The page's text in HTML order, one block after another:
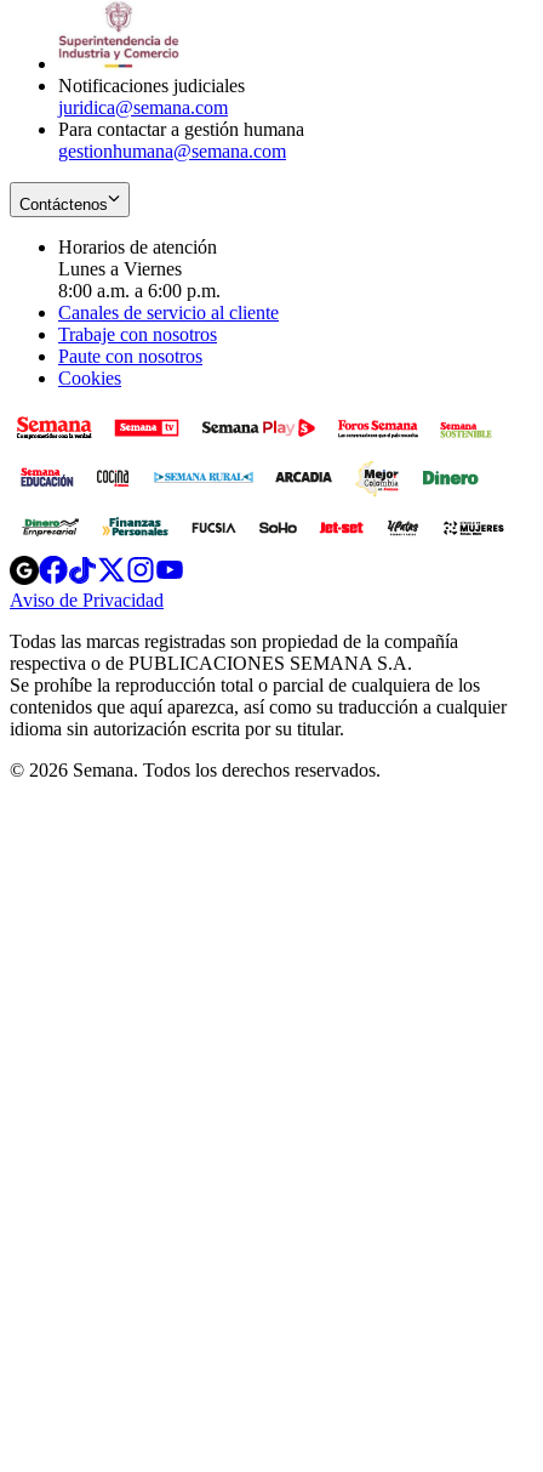
Notificaciones judiciales
juridica@semana.com
Para contactar a gestión humana
gestionhumana@semana.com
Contáctenos
Horarios de atención
Lunes a Viernes
8:00 a.m. a 6:00 p.m.
Canales de servicio al cliente
Trabaje con nosotros
Paute con nosotros
Cookies
Opens
in
new
Opens
in
new
Opens
in
new
window
Opens
new
windowwindow
Aviso de Privacidad
new
window
Todas las marcas registradas son propiedad de la compañía
respectiva o de PUBLICACIONES SEMANA S.A.
Se prohíbe la reproducción total o parcial de cualquiera de los
contenidos que aquí aparezca, así como su traducción a cualquier
idioma sin autorización escrita por su titular.
© 2026 Semana. Todos los derechos reservados.